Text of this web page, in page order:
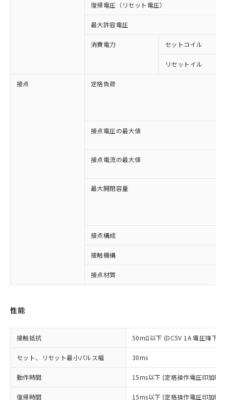
復帰電圧（リセット電圧）
最大許容電圧
消費電力 セットコイル
リセットイル
接点 定格負荷
接点電圧の最大値
接点電流の最大値
最大開閉容量
接点構成
接触機構
接点材質
性能
接触抵抗 50mΩ以下 (DC5V 1A 電圧降下法)
セット、リセット最小パルス幅 30ms
動作時間 15ms以下 (定格操作電圧印加時
復帰時間 15ms以下 (定格操作電圧印加時
ご利用条件
本サービスは、当社制御機器事業取扱
商品の当社在庫状況および標準価格
(税抜)を提供させていただくもので
当社制御機器事業取扱商品の中には、
本サービスの対象外となる商品もある
ことをご了承ください。
対応済み：EU RoHS指令（10物質）の
有に対応した製品に切り替える予定のある
商品です。
調査・確認中：EU RoHS指令（10物質）の
非含有の対応状況を調査中または確認中の
非該当品：ライセンス料など無形物で、有
仕入先様の事情により、非含有部品として
いたものが、含有品と判明した場合などや
※1 中国RoHS○×表
「○」：最大均質材料含有率が中国RoHSの
基準値以下であることを示します。
「×」：最大均質材料含有率が中国RoHSの
当社は、これら貴社製品のうち、外国